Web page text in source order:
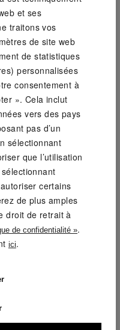
contre le vent et le
effets
sa poche zippée sur
vos essentiels en
et ses
traitons vos
de site web
de statistiques
personnalisées
consentement à
». Cela inclut
vers des pays
pas d’un
sélectionnant
que l’utilisation
certains
de plus amples
droit de retrait à
de confidentialité ».
ici.